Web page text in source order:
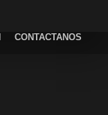
CONTACTANOS